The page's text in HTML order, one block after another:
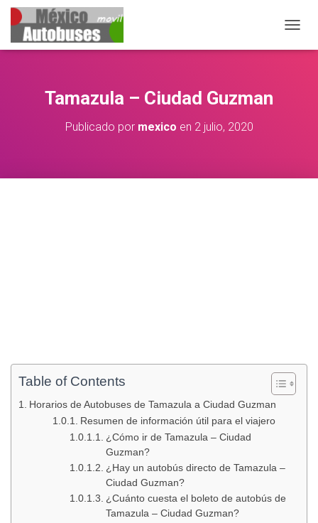
Tamazula – Ciudad Guzman
Publicado por mexico en 2 julio, 2020
Table of Contents
Horarios de Autobuses de Tamazula a Ciudad Guzman
Resumen de información útil para el viajero
¿Cómo ir de Tamazula – Ciudad
Guzman?
¿Hay un autobús directo de Tamazula –
Ciudad Guzman?
¿Cuánto cuesta el boleto de autobús de
Tamazula – Ciudad Guzman?